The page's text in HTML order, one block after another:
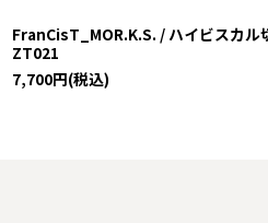
FranCisT_MOR.K.S. / ハイビスカ
ZT021
7,700円(税込)